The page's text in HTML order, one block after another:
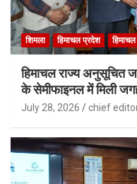
शिमला हिमाचल प्रदेश
हिमाचल राज्य अनुसूचित
के सेमीफाइनल में मिली
July 28, 2026 chief